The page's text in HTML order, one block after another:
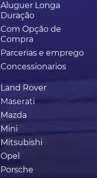
Land Rover
Maserati
Mazda
Mini
Mitsubishi
Opel
Porsche
Aluguer Longa
Duração
Com Opção de
Compra
Parcerias e emprego
Concessionarios